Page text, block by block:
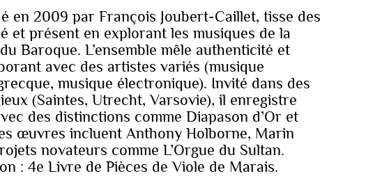
en 2009 par François Joubert-Caillet, tisse des
et présent en explorant les musiques de la
Baroque. L’ensemble mêle authenticité et
avec des artistes variés (musique
musique électronique). Invité dans des
(Saintes, Utrecht, Varsovie), il enregistre
des distinctions comme Diapason d’Or et
œuvres incluent Anthony Holborne, Marin
novateurs comme L’Orgue du Sultan.
: 4e Livre de Pièces de Viole de Marais.